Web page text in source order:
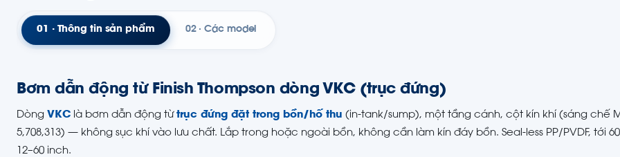
01 · Thông tin sản phẩm 02 · Các model
Bơm dẫn động từ Finish Thompson dòng VKC (trục đứng)
Dòng VKC là bơm dẫn động từ trục đứng đặt trong bồn/hố thu (in-tank/sump), một tầng cánh, cột kín khí (sáng chế
5,708,313) — không sục khí vào lưu chất. Lắp trong hoặc ngoài bồn, không cần làm kín đáy bồn. Seal-less PP/PVDF, tới
12–60 inch.